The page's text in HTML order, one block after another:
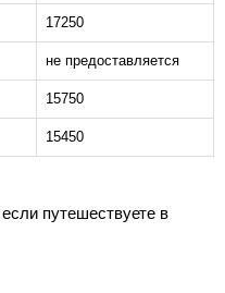
17250
не предоставляется
15750
15450
путешествуете в